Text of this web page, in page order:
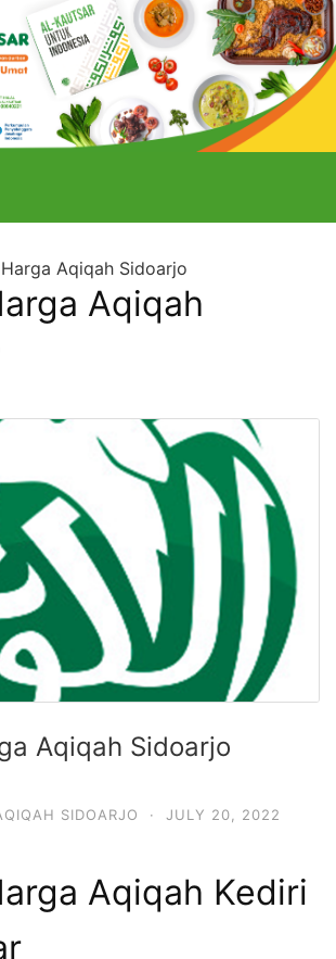
Aqiqah Sidoarjo
Aqiqah
Aqiqah Sidoarjo
SIDOARJO · JULY 20, 2022
Aqiqah Kediri